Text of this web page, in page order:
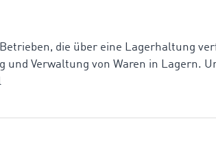
die über eine Lagerhaltung
und Verwaltung von Waren in Lagern.